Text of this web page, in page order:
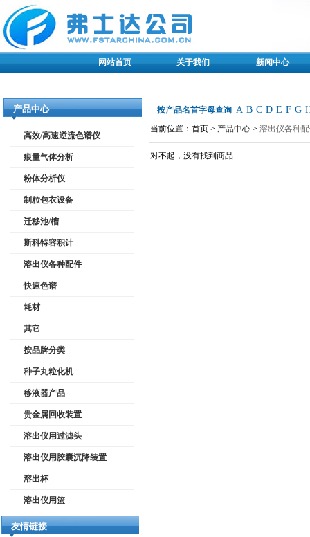
网站首页 关于我们 新闻中心
产品中心
高效/高速逆流色谱仪
痕量气体分析
粉体分析仪
制粒包衣设备
迁移池/槽
斯科特容积计
溶出仪各种配件
快速色谱
耗材
其它
按品牌分类
种子丸粒化机
移液器产品
贵金属回收装置
溶出仪用过滤头
溶出仪用胶囊沉降装置
溶出杯
溶出仪用篮
按产品名首字母查询 A B C D E F G
当前位置：首页 > 产品中心 > 溶出仪各种
对不起，没有找到商品